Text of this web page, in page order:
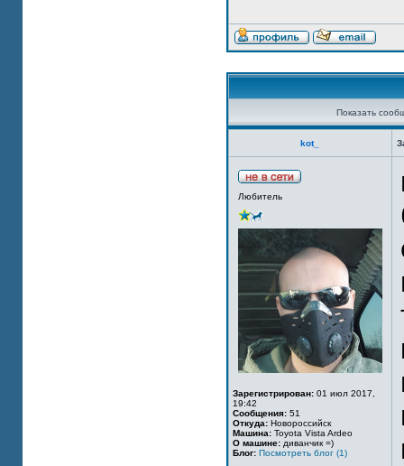
Показать
kot_
Любитель
Зарегистрирован: 01 июл 2017,
19:42
Сообщения: 51
Откуда: Новороссийск
Машина: Toyota Vista Ardeo
О машине: диванчик =)
Блог: Посмотреть блог (1)